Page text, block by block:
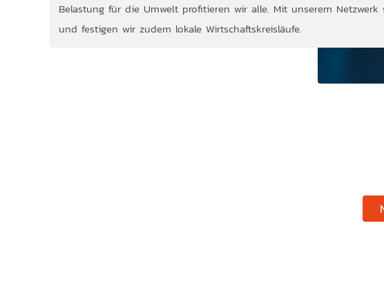
Belastung für die Umwelt profitieren wir alle. Mit unserem Netzwerk
und festigen wir zudem lokale Wirtschaftskreisläufe.